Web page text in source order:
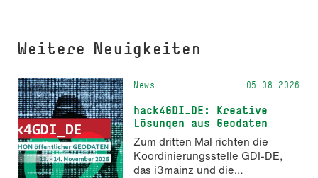
Weitere Neuigkeiten
News 05.08.2026
hack4GDI_DE: Kreative
Lösungen aus Geodaten
Zum dritten Mal richten die
Koordinierungsstelle GDI-DE,
das i3mainz und die